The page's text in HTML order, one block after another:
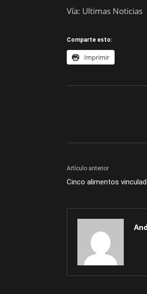
Vía: Ultimas Noticias
Comparte esto:
Imprimir
Artículo anterior
Cinco alimentos